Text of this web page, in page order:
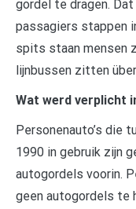
gordel te dragen.
passagiers stappen
spits staan mensen
lijnbussen zitten
Wat werd verplicht
Personenauto’s die
1990 in gebruik zijn
autogordels voorin.
geen autogordels te